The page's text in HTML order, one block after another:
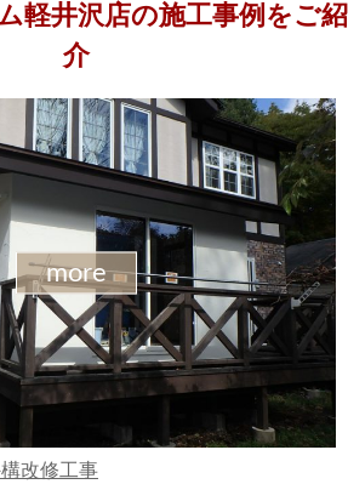
軽井沢店の施工事例をご紹
介
more
改修工事